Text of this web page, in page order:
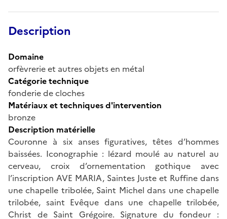
Description
Domaine
orfèvrerie et autres objets en métal
Catégorie technique
fonderie de cloches
Matériaux et techniques d'intervention
bronze
Description matérielle
Couronne à six anses figuratives, têtes d’hommes
baissées. Iconographie : lézard moulé au naturel au
cerveau, croix d’ornementation gothique avec
l’inscription AVE MARIA, Saintes Juste et Ruffine dans
une chapelle tribolée, Saint Michel dans une chapelle
trilobée, saint Evêque dans une chapelle trilobée,
Christ de Saint Grégoire. Signature du fondeur :